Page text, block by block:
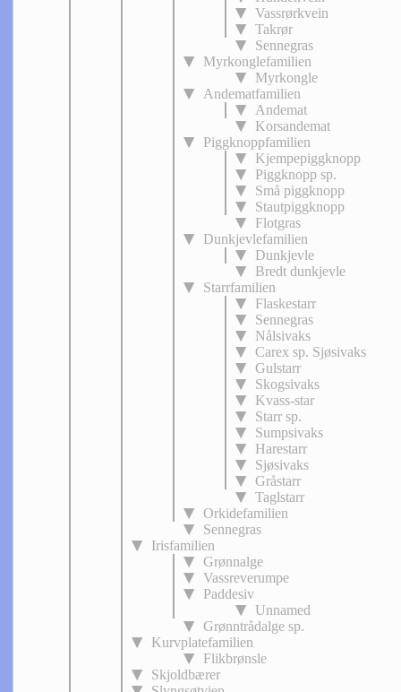
Vassrørkvein
Takrør
Sennegras
Myrkonglefamilien
Myrkongle
Andematfamilien
Andemat
Korsandemat
Piggknoppfamilien
Kjempepiggknopp
Piggknopp sp.
Små piggknopp
Stautpiggknopp
Flotgras
Dunkjevlefamilien
Dunkjevle
Bredt dunkjevle
Starrfamilien
Flaskestarr
Sennegras
Nålsivaks
Carex sp. Sjøsivaks
Gulstarr
Skogsivaks
Kvass-star
Starr sp.
Sumpsivaks
Harestarr
Sjøsivaks
Gråstarr
Taglstarr
Orkidefamilien
Sennegras
Irisfamilien
Grønnalge
Vassreverumpe
Paddesiv
Unnamed
Grønntrådalge sp.
Kurvplatefamilien
Flikbrønsle
Skjoldbærer